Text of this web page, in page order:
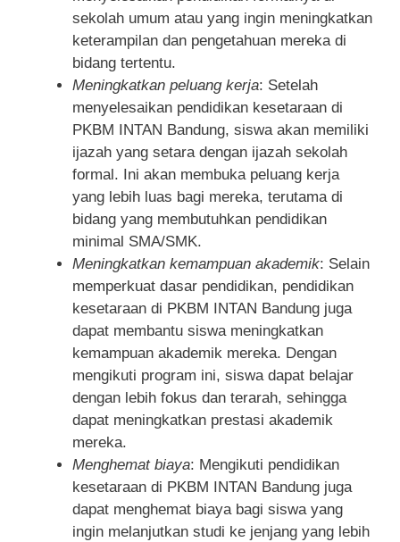
sekolah umum atau yang ingin meningkatkan
keterampilan dan pengetahuan mereka di
bidang tertentu.
Meningkatkan peluang kerja: Setelah
menyelesaikan pendidikan kesetaraan di
PKBM INTAN Bandung, siswa akan memiliki
ijazah yang setara dengan ijazah sekolah
formal. Ini akan membuka peluang kerja
yang lebih luas bagi mereka, terutama di
bidang yang membutuhkan pendidikan
minimal SMA/SMK.
Meningkatkan kemampuan akademik: Selain
memperkuat dasar pendidikan, pendidikan
kesetaraan di PKBM INTAN Bandung juga
dapat membantu siswa meningkatkan
kemampuan akademik mereka. Dengan
mengikuti program ini, siswa dapat belajar
dengan lebih fokus dan terarah, sehingga
dapat meningkatkan prestasi akademik
mereka.
Menghemat biaya: Mengikuti pendidikan
kesetaraan di PKBM INTAN Bandung juga
dapat menghemat biaya bagi siswa yang
ingin melanjutkan studi ke jenjang yang lebih